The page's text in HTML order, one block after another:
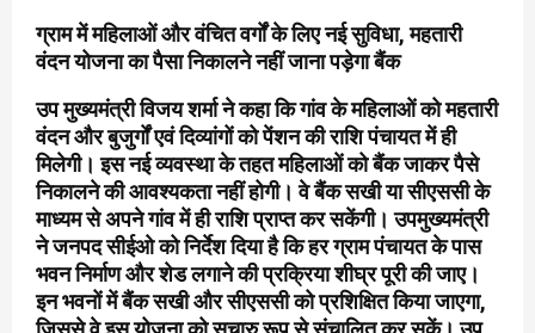
ग्राम में महिलाओं और वंचित वर्गों के लिए नई सुविधा, महतारी
वंदन योजना का पैसा निकालने नहीं जाना पड़ेगा बैंक
उप मुख्यमंत्री विजय शर्मा ने कहा कि गांव के महिलाओं को महतारी
वंदन और बुजुर्गों एवं दिव्यांगों को पेंशन की राशि पंचायत में ही
मिलेगी। इस नई व्यवस्था के तहत महिलाओं को बैंक जाकर पैसे
निकालने की आवश्यकता नहीं होगी। वे बैंक सखी या सीएससी के
माध्यम से अपने गांव में ही राशि प्राप्त कर सकेंगी। उपमुख्यमंत्री
ने जनपद सीईओ को निर्देश दिया है कि हर ग्राम पंचायत के पास
भवन निर्माण और शेड लगाने की प्रक्रिया शीघ्र पूरी की जाए।
इन भवनों में बैंक सखी और सीएससी को प्रशिक्षित किया जाएगा,